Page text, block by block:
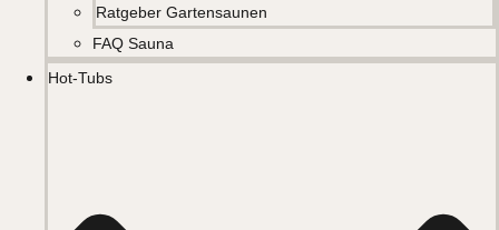
Ratgeber Gartensaunen
FAQ Sauna
Hot-Tubs